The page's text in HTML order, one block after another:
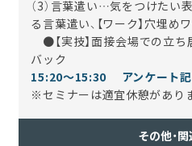
（3）言葉遣い…気をつけたい
る言葉遣い、【ワーク】穴埋め
●【実技】面接会場での立ち
バック
15:20～15:30 アンケート記
※セミナーは適宜休憩があり
その他・